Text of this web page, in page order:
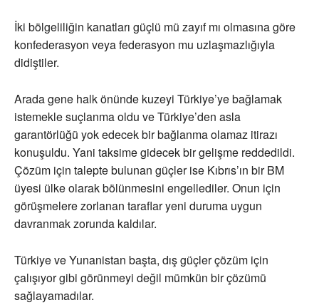
İki bölgeliliğin kanatları güçlü mü zayıf mı olmasına göre
konfederasyon veya federasyon mu uzlaşmazlığıyla
didiştiler.
Arada gene halk önünde kuzeyi Türkiye’ye bağlamak
istemekle suçlanma oldu ve Türkiye’den asla
garantörlüğü yok edecek bir bağlanma olamaz itirazı
konuşuldu. Yani taksime gidecek bir gelişme reddedildi.
Çözüm için talepte bulunan güçler ise Kıbrıs’ın bir BM
üyesi ülke olarak bölünmesini engellediler. Onun için
görüşmelere zorlanan taraflar yeni duruma uygun
davranmak zorunda kaldılar.
Türkiye ve Yunanistan başta, dış güçler çözüm için
çalışıyor gibi görünmeyi değil mümkün bir çözümü
sağlayamadılar.